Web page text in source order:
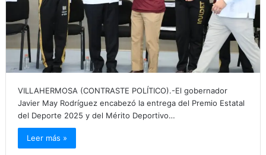
VILLAHERMOSA (CONTRASTE POLÍTICO).-El gobernador
Javier May Rodríguez encabezó la entrega del Premio Estatal
del Deporte 2025 y del Mérito Deportivo…
Leer más »